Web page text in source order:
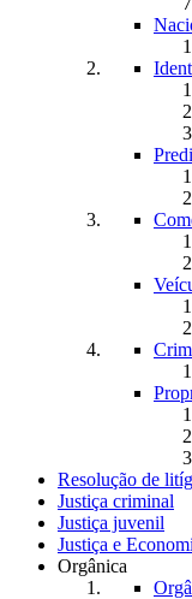
Resolução de
Justiça criminal
Justiça juvenil
Justiça e
Orgânica